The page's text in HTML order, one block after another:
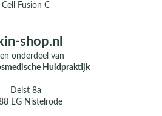
Cell Fusion C
shop.nl
onderdeel van
Huidpraktijk
Delst 8a
EG Nistelrode